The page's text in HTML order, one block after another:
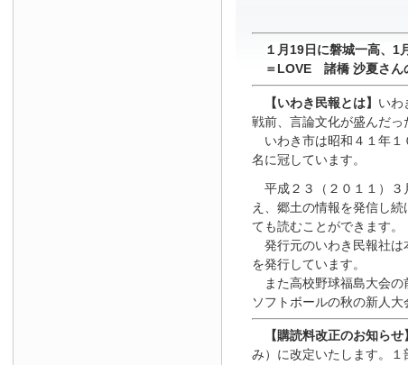
１月19日に磐城一高、1
＝LOVE 諸橋 沙夏さん
【いわき民報とは】 いわ
戦前、言論文化が盛んだっ
いわき市は昭和４１年
名に冠しています。
平成２３（２０１１）
え、郷土の情報を発信し
ても読むことができます。
発行元のいわき民報社は
を発行しています。
また高校野球福島大会
ソフトボールの秋の新人
【購読料改正のお知らせ
み）に改定いたします。１